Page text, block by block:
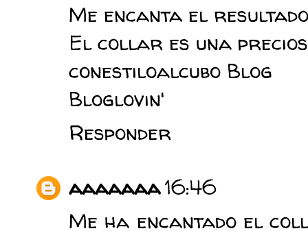
Me encanta el
El collar es una
conestiloalcubo Blog
Bloglovin'
Responder
aaaaaaa16:46
Me ha encantado el